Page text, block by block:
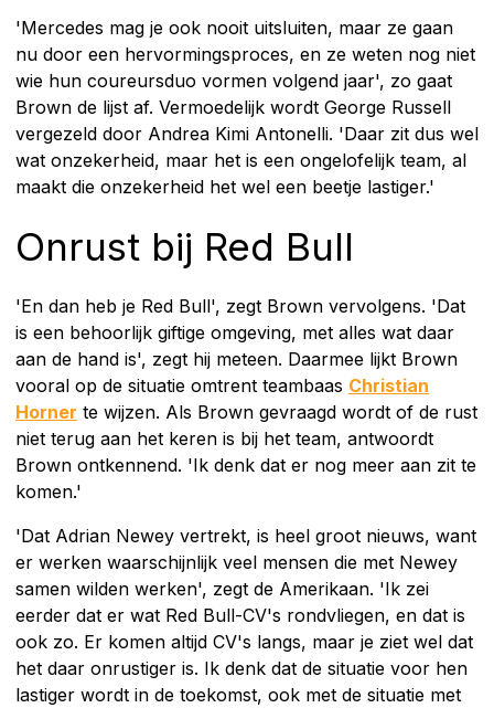
'Mercedes mag je ook nooit uitsluiten, maar ze gaan
nu door een hervormingsproces, en ze weten nog niet
wie hun coureursduo vormen volgend jaar', zo gaat
Brown de lijst af. Vermoedelijk wordt George Russell
vergezeld door Andrea Kimi Antonelli. 'Daar zit dus wel
wat onzekerheid, maar het is een ongelofelijk team, al
maakt die onzekerheid het wel een beetje lastiger.'
Onrust bij Red Bull
'En dan heb je Red Bull', zegt Brown vervolgens. 'Dat
is een behoorlijk giftige omgeving, met alles wat daar
aan de hand is', zegt hij meteen. Daarmee lijkt Brown
vooral op de situatie omtrent teambaas Christian
Horner te wijzen. Als Brown gevraagd wordt of de rust
niet terug aan het keren is bij het team, antwoordt
Brown ontkennend. 'Ik denk dat er nog meer aan zit te
komen.'
'Dat Adrian Newey vertrekt, is heel groot nieuws, want
er werken waarschijnlijk veel mensen die met Newey
samen wilden werken', zegt de Amerikaan. 'Ik zei
eerder dat er wat Red Bull-CV's rondvliegen, en dat is
ook zo. Er komen altijd CV's langs, maar je ziet wel dat
het daar onrustiger is. Ik denk dat de situatie voor hen
lastiger wordt in de toekomst, ook met de situatie met